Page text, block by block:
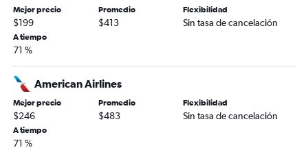
Mejor precio
$199
Promedio
$413
Flexibilidad
Sin tasa de cancelación
A tiempo
71 %
American Airlines
Mejor precio
$246
Promedio
$483
Flexibilidad
Sin tasa de cancelación
A tiempo
71 %